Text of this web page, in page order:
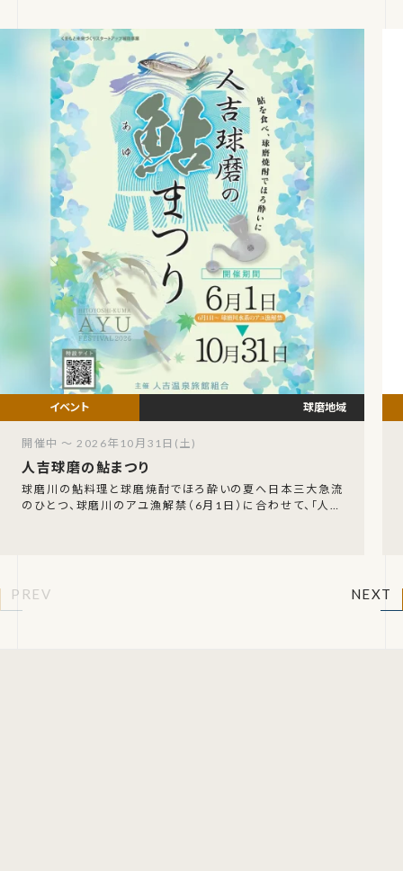
人吉球磨の鮎まつり
球磨川の鮎料理と球磨焼酎でほろ酔いの夏へ日本三大急流
のひとつ、球磨川のアユ漁解禁（6月1日）に合わせて、「人吉
球磨地域
開催中 ～ 2026年10月31日(土)
PREV NEXT